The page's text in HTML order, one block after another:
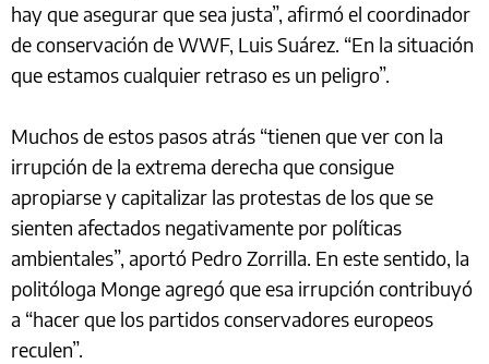
hay que asegurar que sea justa”, afirmó el coordinador
de conservación de WWF, Luis Suárez. “En la situación
que estamos cualquier retraso es un peligro”.
Muchos de estos pasos atrás “tienen que ver con la
irrupción de la extrema derecha que consigue
apropiarse y capitalizar las protestas de los que se
sienten afectados negativamente por políticas
ambientales”, aportó Pedro Zorrilla. En este sentido, la
politóloga Monge agregó que esa irrupción contribuyó
a “hacer que los partidos conservadores europeos
reculen”.